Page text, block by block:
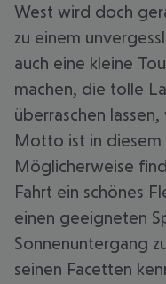
West wird doch
zu einem
auch eine kleine
machen, die tolle
überraschen
Motto ist in diesem
Möglicherweise
Fahrt ein schönes
einen geeigneten
Sonnenuntergang
seinen Facetten